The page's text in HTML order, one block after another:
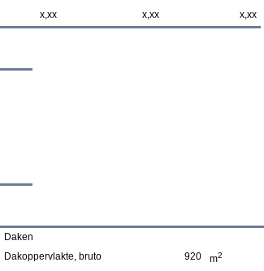
x,xx x,xx x,xx
Daken
Dakoppervlakte, bruto 920 m2